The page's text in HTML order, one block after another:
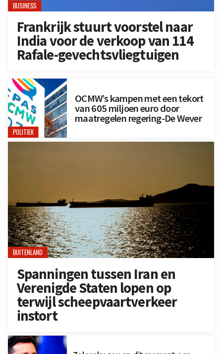
BUSINESS
Frankrijk stuurt voorstel naar
India voor de verkoop van 114
Rafale-gevechtsvliegtuigen
POLITIEK
OCMW’s kampen met een tekort
van 605 miljoen euro door
maatregelen regering-De Wever
BUITENLAND
Spanningen tussen Iran en
Verenigde Staten lopen op
terwijl scheepvaartverkeer
instort